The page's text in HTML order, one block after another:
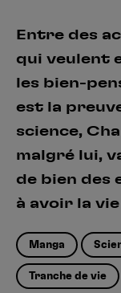
Entre des
qui veulent
les bien-
est la
science,
malgré lui,
de bien des
à avoir la
Manga
Tranche de vie